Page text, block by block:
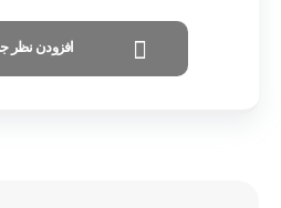
افزودن نظر